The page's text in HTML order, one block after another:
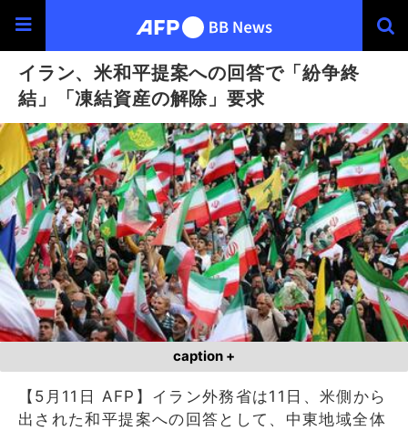
イラン、米和平提案への回答で「紛争終
結」「凍結資産の解除」要求
caption +
【5月11日 AFP】イラン外務省は11日、米側から
出された和平提案への回答として、中東地域全体